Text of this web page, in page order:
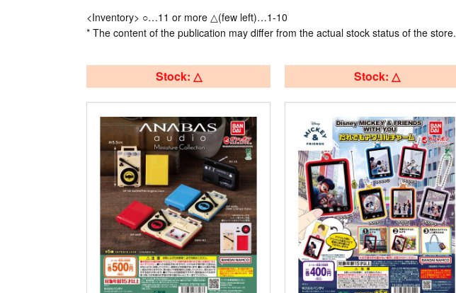
<Inventory> ○…11 or more △(few left)…1-10
* The content of the publication may differ from the actual stock status of the store.
Stock: △ Stock: △